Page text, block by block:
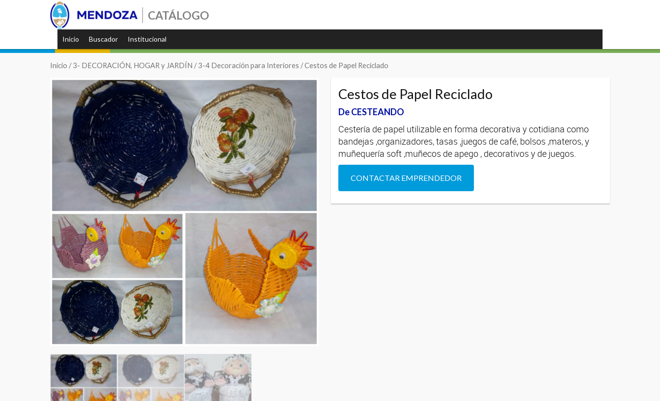
CATÁLOGO
Inicio Buscador Institucional
Inicio /3- DECORACIÓN, HOGAR y JARDÍN /3-4 Decoración para Interiores / Cestos de Papel Reciclado
Cestos de Papel Reciclado
De CESTEANDO
Cestería de papel utilizable en forma decorativa y cotidiana como
bandejas ,organizadores, tasas ,juegos de café, bolsos ,materos, y
muñequería soft ,muñecos de apego , decorativos y de juegos.
CONTACTAR EMPRENDEDOR